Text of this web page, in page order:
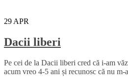
29 APR
Dacii liberi
Pe cei de la Dacii liberi cred că i-am
acum vreo 4-5 ani și recunosc că nu